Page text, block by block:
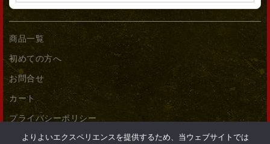
商品一覧
初めての方へ
お問合せ
カート
プライバシーポリシー
よりよいエクスペリエンスを提供するため、当ウェブサイトでは